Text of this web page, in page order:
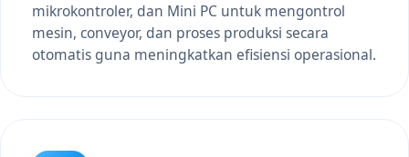
mikrokontroler, dan Mini PC untuk mengontrol
mesin, conveyor, dan proses produksi secara
otomatis guna meningkatkan efisiensi operasional.